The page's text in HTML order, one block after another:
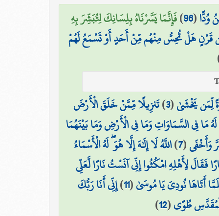
وُدًّا(
96
)فَإِنَّمَا يَسَّرْنَاهُ بِلِسَانِكَ لِتُبَشِّرَ بِهِ
قَرْنٍ هَلْ تُحِسُّ مِنْهُم مِّنْ أَحَدٍ أَوْ تَسْمَعُ لَهُمْ
لِّمَن يَخْشَىٰ(
3
)تَنزِيلًا مِّمَّنْ خَلَقَ الْأَرْضَ
لَهُ مَا فِي السَّمَاوَاتِ وَمَا فِي الْأَرْضِ وَمَا بَيْنَهُمَا
وَأَخْفَى(
7
)اللَّهُ لَا إِلَٰهَ إِلَّا هُوَ ۖ لَهُ الْأَسْمَاءُ
فَقَالَ لِأَهْلِهِ امْكُثُوا إِنِّي آنَسْتُ نَارًا لَّعَلِّي
أَتَاهَا نُودِيَ يَا مُوسَىٰ(
11
)إِنِّي أَنَا رَبُّكَ
طُوًى(
12
)